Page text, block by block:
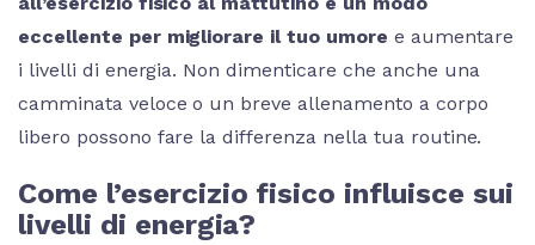
eccellente per migliorare il tuo umore e aumentare
i livelli di energia. Non dimenticare che anche una
camminata veloce o un breve allenamento a corpo
libero possono fare la differenza nella tua routine.
Come l’esercizio fisico influisce sui
livelli di energia?